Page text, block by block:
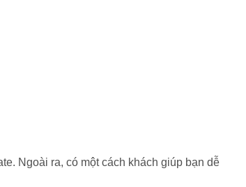
Ngoài ra, có một cách khách giúp bạn dễ